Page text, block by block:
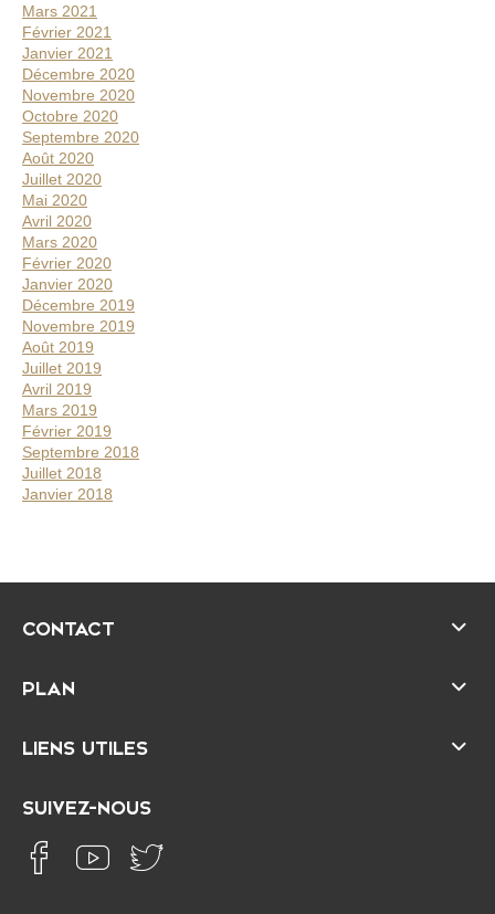
Mars 2021
Février 2021
Janvier 2021
Décembre 2020
Novembre 2020
Octobre 2020
Septembre 2020
Août 2020
Juillet 2020
Mai 2020
Avril 2020
Mars 2020
Février 2020
Janvier 2020
Décembre 2019
Novembre 2019
Août 2019
Juillet 2019
Avril 2019
Mars 2019
Février 2019
Septembre 2018
Juillet 2018
Janvier 2018
CONTACT
PLAN
LIENS UTILES
SUIVEZ-NOUS